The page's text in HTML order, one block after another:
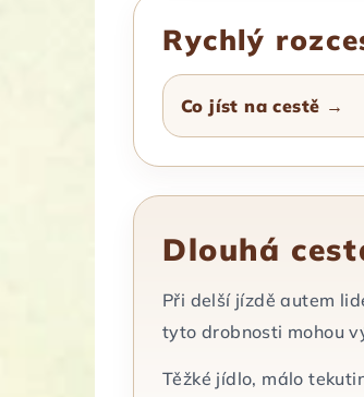
Rychlý
Co jíst na cestě →
Dlouhá
Při delší jízdě autem
tyto drobnosti mohou
Těžké jídlo, málo